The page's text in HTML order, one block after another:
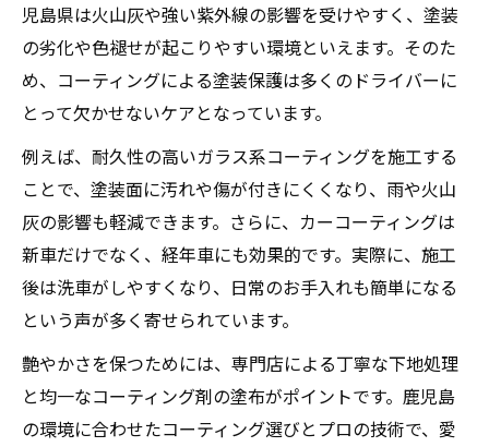
児島県は火山灰や強い紫外線の影響を受けやすく、塗装
の劣化や色褪せが起こりやすい環境といえます。そのた
め、コーティングによる塗装保護は多くのドライバーに
とって欠かせないケアとなっています。
例えば、耐久性の高いガラス系コーティングを施工する
ことで、塗装面に汚れや傷が付きにくくなり、雨や火山
灰の影響も軽減できます。さらに、カーコーティングは
新車だけでなく、経年車にも効果的です。実際に、施工
後は洗車がしやすくなり、日常のお手入れも簡単になる
という声が多く寄せられています。
艶やかさを保つためには、専門店による丁寧な下地処理
と均一なコーティング剤の塗布がポイントです。鹿児島
の環境に合わせたコーティング選びとプロの技術で、愛